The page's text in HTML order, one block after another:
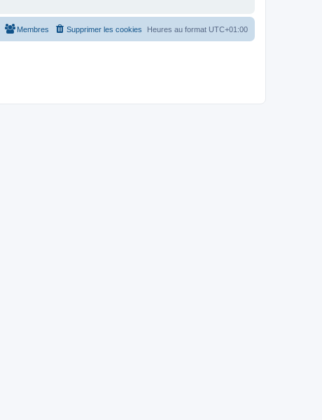
Heures au format UTC+01:00
Supprimer les cookies
Membres